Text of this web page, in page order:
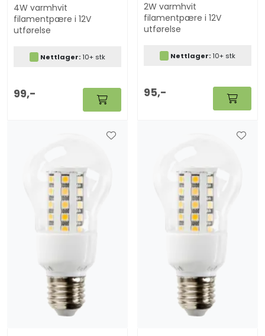
4W varmhvit
filamentpære i 12V
utførelse
Nettlager:10+ stk
99,-
2W varmhvit
filamentpære i 12V
utførelse
Nettlager:10+ stk
95,-